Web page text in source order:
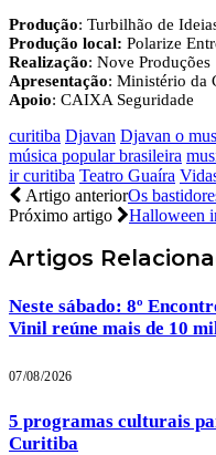
Produção: Turbilhão de
Produção local: Polarize
Realização: Nove Produções
Apresentação: Ministério da
Apoio: CAIXA Seguridade
curitiba Djavan Djavan o
música popular brasileira
ir curitiba Teatro Guaíra
Artigo anteriorOs
Próximo artigo
Halloween
Artigos
Neste sábado: 8º
Vinil reúne mais de 10
07/08/2026
5 programas culturais
Curitiba